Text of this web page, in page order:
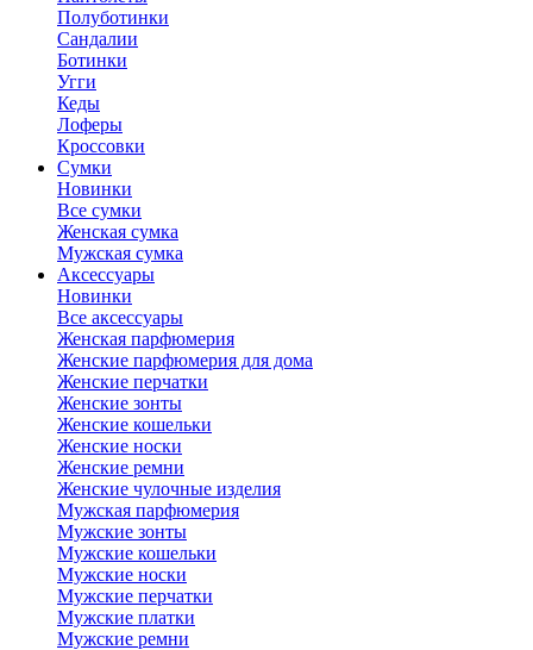
Полуботинки
Сандалии
Ботинки
Угги
Кеды
Лоферы
Кроссовки
Сумки
Новинки
Все сумки
Женская сумка
Мужская сумка
Аксессуары
Новинки
Все аксессуары
Женская парфюмерия
Женские парфюмерия для дома
Женские перчатки
Женские зонты
Женские кошельки
Женские носки
Женские ремни
Женские чулочные изделия
Мужская парфюмерия
Мужские зонты
Мужские кошельки
Мужские носки
Мужские перчатки
Мужские платки
Мужские ремни